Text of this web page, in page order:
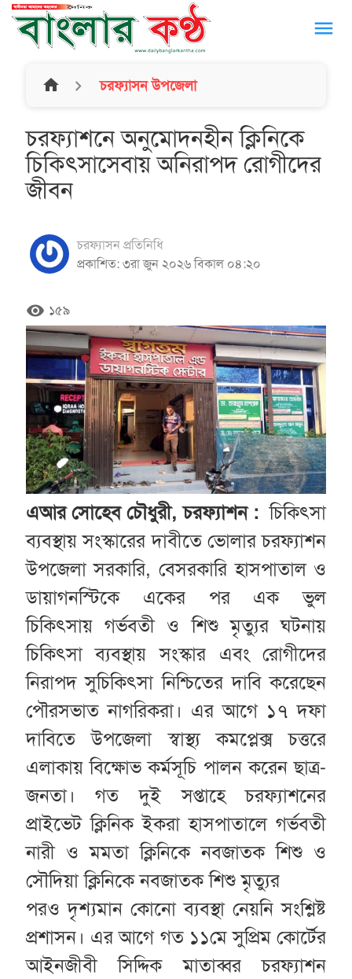
menu
home চরফ্যাসন উপজেলা
চরফ্যাশনে অনুমোদনহীন ক্লিনিকে
চিকিৎসাসেবায় অনিরাপদ রোগীদের
জীবন
চরফ্যাসন প্রতিনিধি
প্রকাশিত: ৩রা জুন ২০২৬ বিকাল ০৪:২০
remove_red_eye ১৫৯
এআর সোহেব চৌধুরী, চরফ্যাশন :চিকিৎসা
ব্যবস্থায় সংস্কারের দাবীতে ভোলার চরফ্যাশন
উপজেলা সরকারি, বেসরকারি হাসপাতাল ও
ডায়াগনস্টিকে একের পর এক ভুল
চিকিৎসায় গর্ভবতী ও শিশু মৃত্যুর ঘটনায়
চিকিৎসা ব্যবস্থায় সংস্কার এবং রোগীদের
নিরাপদ সুচিকিৎসা নিশ্চিতের দাবি করেছেন
পৌরসভাত নাগরিকরা। এর আগে ১৭ দফা
দাবিতে উপজেলা স্বাস্থ্য কমপ্লেক্স চত্তরে
এলাকায় বিক্ষোভ কর্মসূচি পালন করেন ছাত্র-
জনতা। গত দুই সপ্তাহে চরফ্যাশনের
প্রাইভেট ক্লিনিক ইকরা হাসপাতালে গর্ভবতী
নারী ও মমতা ক্লিনিকে নবজাতক শিশু ও
সৌদিয়া ক্লিনিকে নবজাতক শিশু মৃত্যুর
পরও দৃশ্যমান কোনো ব্যবস্থা নেয়নি সংশ্লিষ্ট
প্রশাসন। এর আগে গত ১১মে সুপ্রিম কোর্টের
আইনজীবী সিদ্দিক মাতাব্বর চরফ্যাশন